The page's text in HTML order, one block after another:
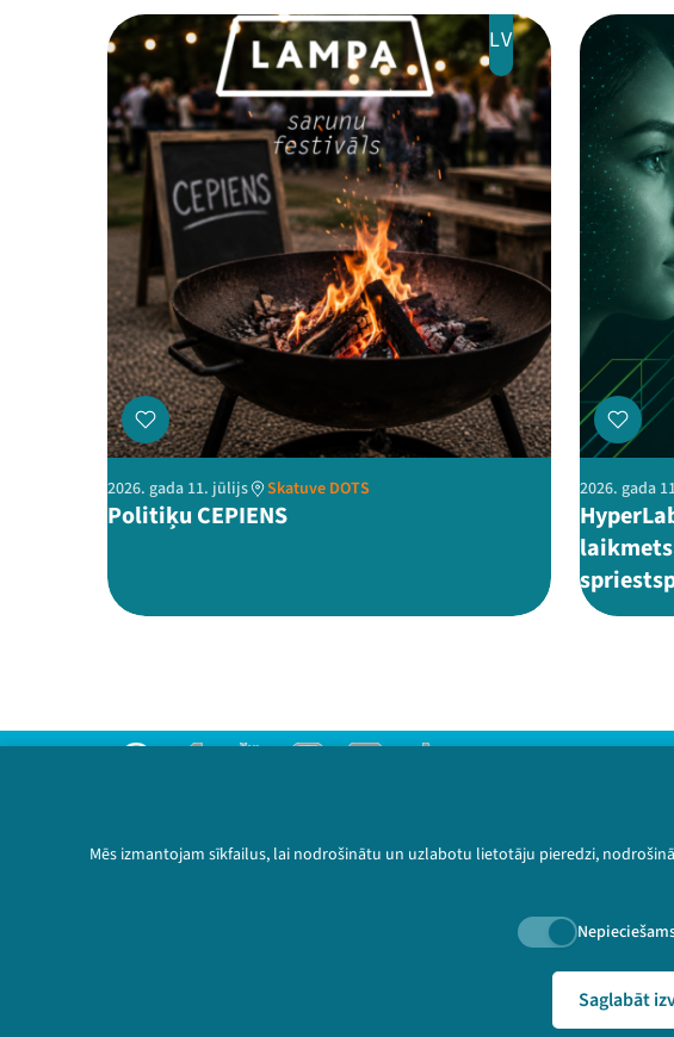
Mēs izmantojam sīkfailus, lai nodrošinātu un uzlabotu lietotāju pieredzi,
Saglabāt
LV
2026. gada 11. jūlijs Skatuve DOTS
Politiķu CEPIENS
2026. gada
Privātuma politika
Lietošanas noteikumi un sīkdatņu politika
© 2026 Sarunu festivāls LAMPA Visas tiesības paturētas.
🔗 https://festivalslampa.lv/lv/video-